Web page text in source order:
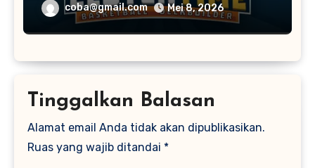
coba@gmail.com Mei 8, 2026
Tinggalkan Balasan
Alamat email Anda tidak akan dipublikasikan.
Ruas yang wajib ditandai *